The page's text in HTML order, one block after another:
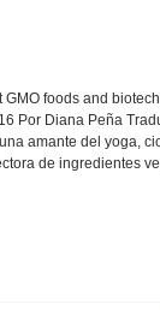
foods and
Por Diana Peña
amante del yoga,
de ingredientes